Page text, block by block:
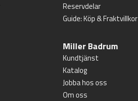
Reservdelar
Guide: Köp & Fraktvillkor
Miller Badrum
Kundtjänst
Katalog
Jobba hos oss
Om oss